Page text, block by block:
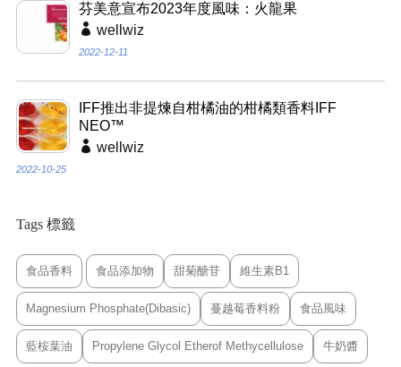
芬美意宣布2023年度風味：火龍果
wellwiz
2022-12-11
IFF推出非提煉自柑橘油的柑橘類香料IFF
NEO™
wellwiz
2022-10-25
Tags 標籤
食品香料 食品添加物 甜菊醣苷 維生素B1
Magnesium Phosphate(Dibasic) 蔓越莓香料粉 食品風味
藍桉葉油 Propylene Glycol Etherof Methycellulose 牛奶醬